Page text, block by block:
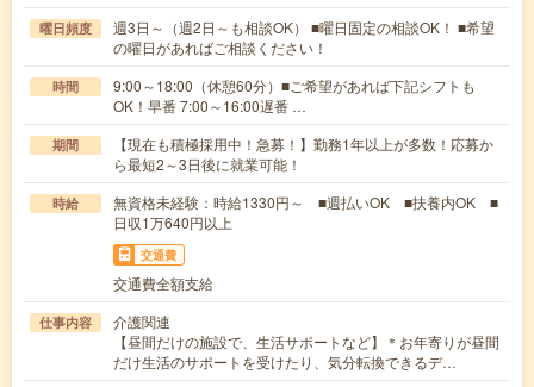
曜日頻度
週3日～（週2日～も相談OK） ■曜日固定の相談OK！ ■希望
の曜日があればご相談ください！
時間
9:00～18:00（休憩60分）■ご希望があれば下記シフトも
OK！早番 7:00～16:00遅番 …
期間
【現在も積極採用中！急募！】勤務1年以上が多数！応募か
ら最短2～3日後に就業可能！
時給
無資格未経験：時給1330円～ ■週払いOK ■扶養内OK ■
日収1万640円以上
交通費
交通費全額支給
仕事内容
介護関連
【昼間だけの施設で、生活サポートなど】＊お年寄りが昼間
だけ生活のサポートを受けたり、気分転換できるデ…